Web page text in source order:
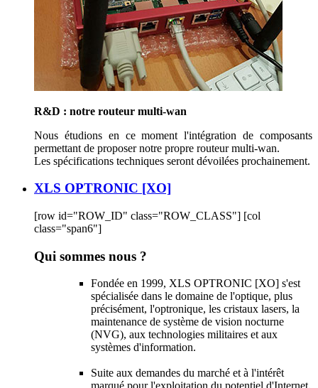
R&D : notre routeur multi-wan
Nous étudions en ce moment l'intégration de composants
permettant de proposer notre propre routeur multi-wan.
Les spécifications techniques seront dévoilées prochainement.
XLS OPTRONIC [XO]
[row id="ROW_ID" class="ROW_CLASS"] [col
class="span6"]
Qui sommes nous ?
Fondée en 1999, XLS OPTRONIC [XO] s'est
spécialisée dans le domaine de l'optique, plus
précisément, l'optronique, les cristaux lasers, la
maintenance de système de vision nocturne
(NVG), aux technologies militaires et aux
systèmes d'information.
Suite aux demandes du marché et à l'intérêt